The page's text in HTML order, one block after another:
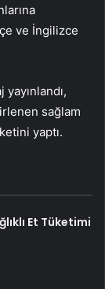
ve İngilizce
sağlam
yaptı.
Et Tüketimi